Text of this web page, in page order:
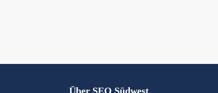
Über SEO Südwest